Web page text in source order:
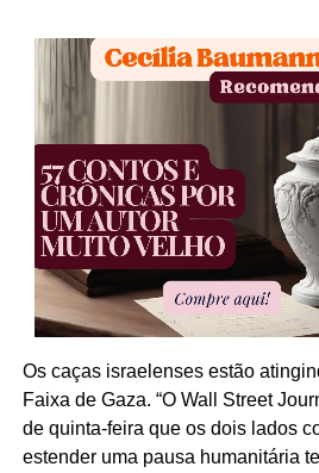
Os caças israelenses estão
Faixa de Gaza. “O Wall Street
de quinta-feira que os dois lados
estender uma pausa humanitária